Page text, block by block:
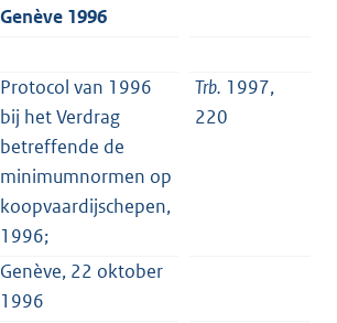
Genève 1996
Protocol van 1996
bij het Verdrag
betreffende de
minimumnormen op
koopvaardijschepen,
1996;
Trb. 1997,
220
Genève, 22 oktober
1996